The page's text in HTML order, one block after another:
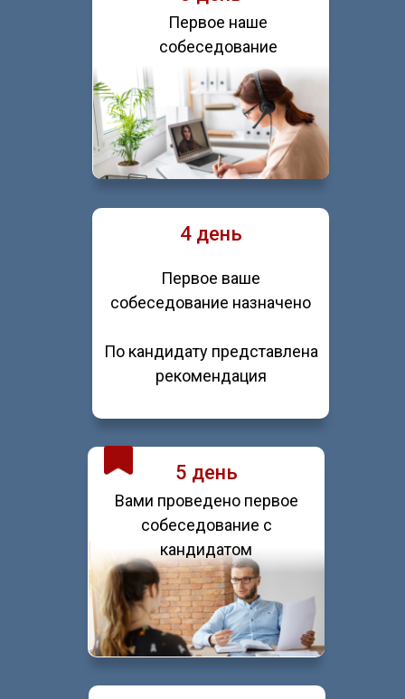
Первое наше
собеседование
4 день
Первое ваше
собеседование назначено
По кандидату представлена
рекомендация
5 день
Вами проведено первое
собеседование с
кандидатом